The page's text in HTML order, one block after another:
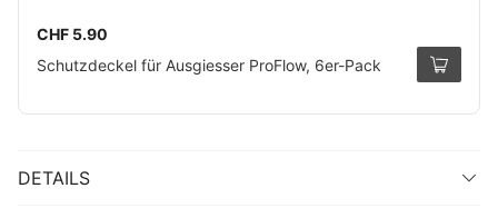
CHF 5.90
Schutzdeckel für Ausgiesser ProFlow, 6er-Pack
DETAILS